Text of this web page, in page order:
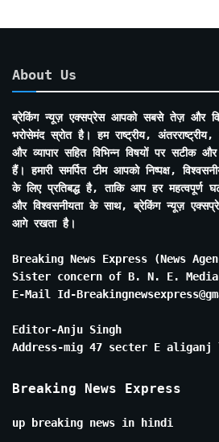
About Us
ब्रेकिंग न्यूज़ एक्सप्रेस आपको सबसे तेज़ और
भरोसेमंद स्रोत है। हम राष्ट्रीय,
और व्यापार सहित विभिन्न विषयों पर सटीक
हैं। हमारी समर्पित टीम आपको निष्पक्ष,
के लिए प्रतिबद्ध है, ताकि आप हर महत्वपूर्ण
और विश्वसनीयता के साथ, ब्रेकिंग न्यूज़
आगे रखता है।
Breaking News Express (News
Sister concern of B. N. E.
E-Mail Id-
Editor-Anju Singh
Address-mig 47 secter E aliganj
Breaking News Express
up breaking news in hindi